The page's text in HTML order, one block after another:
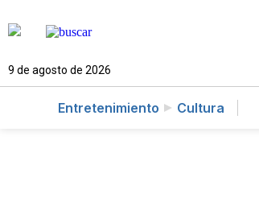
9 de agosto de 2026
Entretenimiento Cultura